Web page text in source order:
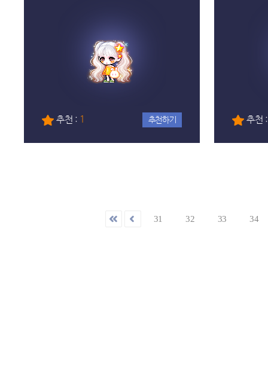
추천 : 1 추천하기 추천
31 32 33 34